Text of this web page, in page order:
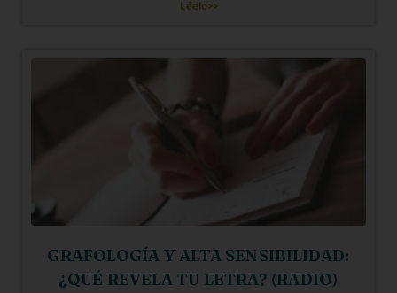
Léelo>>
GRAFOLOGÍA Y ALTA SENSIBILIDAD:
¿QUÉ REVELA TU LETRA? (RADIO)